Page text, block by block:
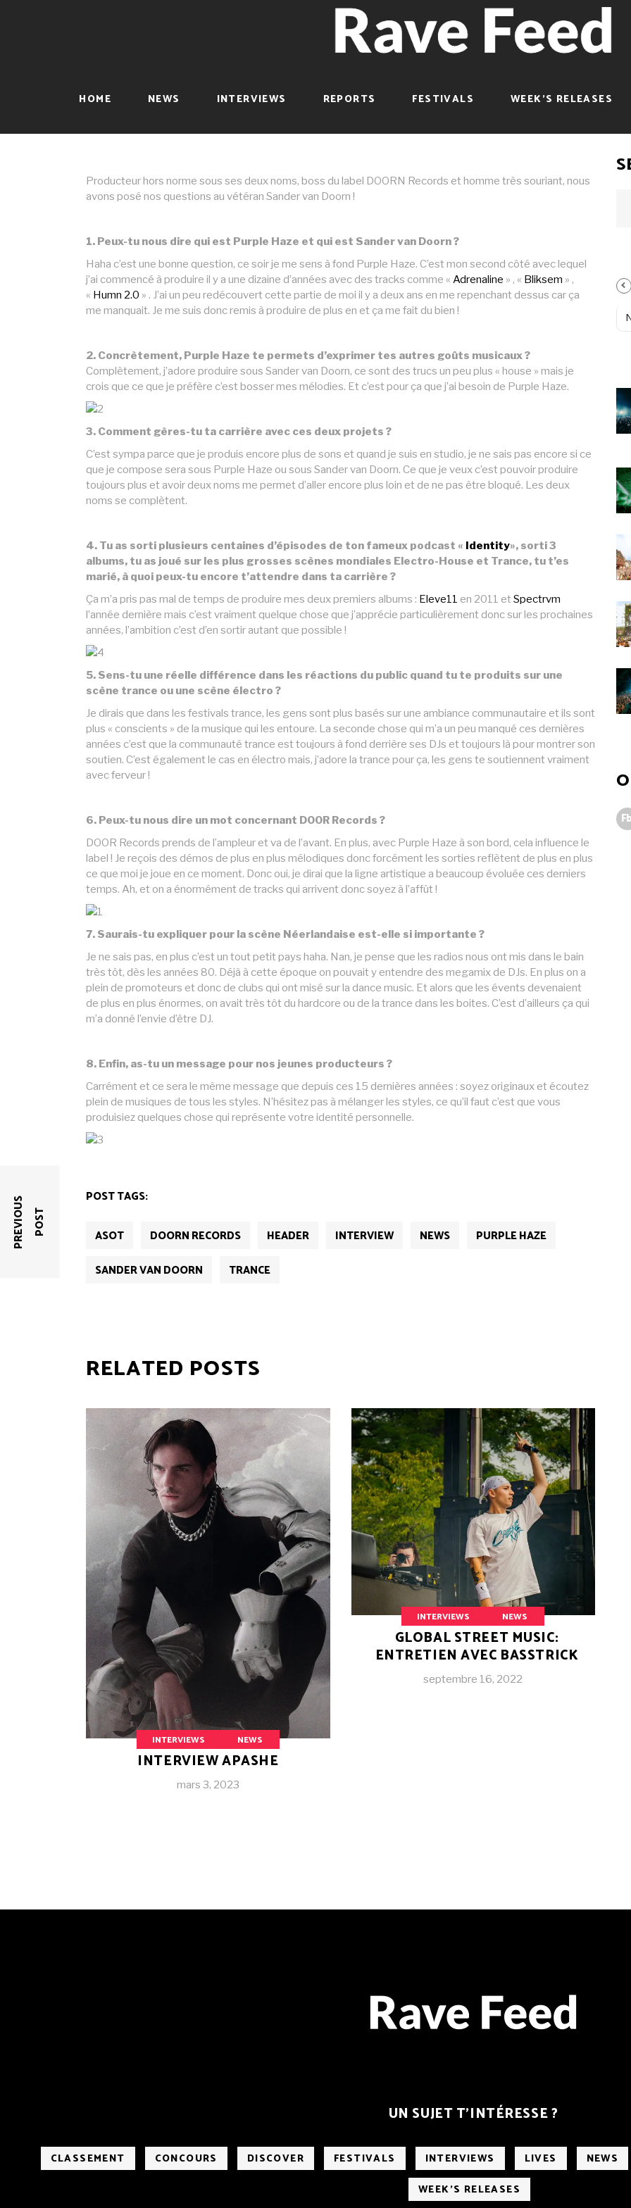
HOME NEWS INTERVIEWS REPORTS FESTIVALS WEEK’S RELEASES
ALIAS PURPLE HAZE À
A STATE OF TRANCE !
Producteur hors norme sous ses deux noms, boss du label DOORN Records et homme très souriant, nous
avons posé nos questions au vétéran Sander van Doorn !
1. Peux-tu nous dire qui est Purple Haze et qui est Sander van Doorn ?
Haha c’est une bonne question, ce soir je me sens à fond Purple Haze. C’est mon second côté avec lequel
j’ai commencé à produire il y a une dizaine d’années avec des tracks comme « Adrenaline » , « Bliksem » ,
« Humn 2.0 » . J’ai un peu redécouvert cette partie de moi il y a deux ans en me repenchant dessus car ça
me manquait. Je me suis donc remis à produire de plus en et ça me fait du bien !
2. Concrètement, Purple Haze te permets d’exprimer tes autres goûts musicaux ?
Complètement, j’adore produire sous Sander van Doorn, ce sont des trucs un peu plus « house » mais je
crois que ce que je préfère c’est bosser mes mélodies. Et c’est pour ça que j’ai besoin de Purple Haze.
3. Comment gères-tu ta carrière avec ces deux projets ?
C’est sympa parce que je produis encore plus de sons et quand je suis en studio, je ne sais pas encore si ce
que je compose sera sous Purple Haze ou sous Sander van Doorn. Ce que je veux c’est pouvoir produire
toujours plus et avoir deux noms me permet d’aller encore plus loin et de ne pas être bloqué. Les deux
noms se complètent.
4. Tu as sorti plusieurs centaines d’épisodes de ton fameux podcast « Identity», sorti 3
albums, tu as joué sur les plus grosses scènes mondiales Electro-House et Trance, tu t’es
marié, à quoi peux-tu encore t’attendre dans ta carrière ?
Ça m’a pris pas mal de temps de produire mes deux premiers albums : Eleve11 en 2011 et Spectrvm
l’année dernière mais c’est vraiment quelque chose que j’apprécie particulièrement donc sur les prochaines
années, l’ambition c’est d’en sortir autant que possible !
5. Sens-tu une réelle différence dans les réactions du public quand tu te produits sur une
scène trance ou une scène électro ?
Je dirais que dans les festivals trance, les gens sont plus basés sur une ambiance communautaire et ils sont
plus « conscients » de la musique qui les entoure. La seconde chose qui m’a un peu manqué ces dernières
années c’est que la communauté trance est toujours à fond derrière ses DJs et toujours là pour montrer son
soutien. C’est également le cas en électro mais, j’adore la trance pour ça, les gens te soutiennent vraiment
avec ferveur !
6. Peux-tu nous dire un mot concernant DOOR Records ?
DOOR Records prends de l’ampleur et va de l’avant. En plus, avec Purple Haze à son bord, cela influence le
label ! Je reçois des démos de plus en plus mélodiques donc forcément les sorties reflètent de plus en plus
ce que moi je joue en ce moment. Donc oui, je dirai que la ligne artistique a beaucoup évoluée ces derniers
temps. Ah, et on a énormément de tracks qui arrivent donc soyez à l’affût !
7. Saurais-tu expliquer pour la scène Néerlandaise est-elle si importante ?
Je ne sais pas, en plus c’est un tout petit pays haha. Nan, je pense que les radios nous ont mis dans le bain
très tôt, dès les années 80. Déjà à cette époque on pouvait y entendre des megamix de DJs. En plus on a
plein de promoteurs et donc de clubs qui ont misé sur la dance music. Et alors que les évents devenaient
de plus en plus énormes, on avait très tôt du hardcore ou de la trance dans les boites. C’est d’ailleurs ça qui
m’a donné l’envie d’être DJ.
8. Enfin, as-tu un message pour nos jeunes producteurs ?
Carrément et ce sera le même message que depuis ces 15 dernières années : soyez originaux et écoutez
plein de musiques de tous les styles. N’hésitez pas à mélanger les styles, ce qu’il faut c’est que vous
produisiez quelques chose qui représente votre identité personnelle.
POST TAGS:
ASOT DOORN RECORDS HEADER INTERVIEW NEWS
PURPLE HAZE
SANDER VAN DOORN
TRANCE
P
R
E
V
I
O
U
S
P
O
S T
RELATED POSTS
INTERVIEWS NEWS
INTERVIEW APASHE
mars 3, 2023
INTERVIEWS NEWS
GLOBAL STREET MUSIC:
ENTRETIEN AVEC BASSTRICK
septembre 16, 2022
UN SUJET T’INTÉRESSE ?
CLASSEMENT CONCOURS DISCOVER FESTIVALS INTERVIEWS LIVES NEWS
WEEK'S RELEASES